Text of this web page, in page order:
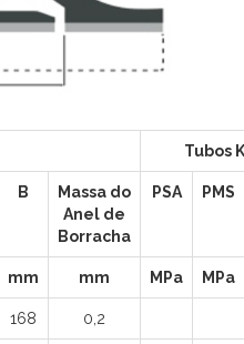
Tubos
B
Massa do
Anel de
Borracha
PSA PMS
mm mm MPa MPa
168 0,2